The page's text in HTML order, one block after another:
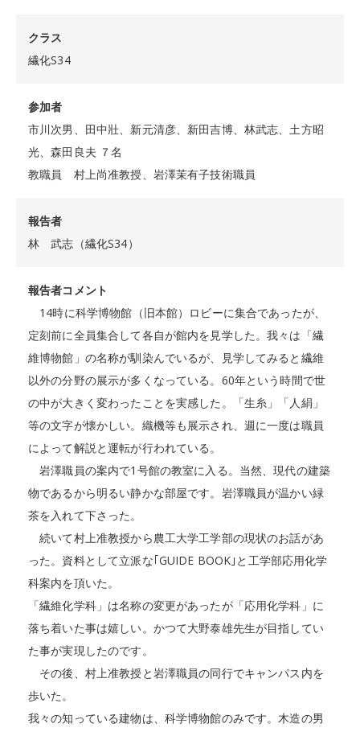
クラス
繊化S34
参加者
市川次男、田中壯、新元清彦、新田吉博、林武志、土方昭
光、森田良夫 ７名
教職員 村上尚准教授、岩澤茉有子技術職員
報告者
林 武志（繊化S34）
報告者コメント
14時に科学博物館（旧本館）ロビーに集合であったが、
定刻前に全員集合して各自が館内を見学した。我々は「繊
維博物館」の名称が馴染んでいるが、見学してみると繊維
以外の分野の展示が多くなっている。60年という時間で世
の中が大きく変わったことを実感した。「生糸」「人絹」
等の文字が懐かしい。織機等も展示され、週に一度は職員
によって解説と運転が行われている。
岩澤職員の案内で1号館の教室に入る。当然、現代の建築
物であるから明るい静かな部屋です。岩澤職員が温かい緑
茶を入れて下さった。
続いて村上准教授から農工大学工学部の現状のお話があ
った。資料として立派な｢GUIDE BOOK｣と工学部応用化学
科案内を頂いた。
「繊維化学科」は名称の変更があったが「応用化学科」に
落ち着いた事は嬉しい。かつて大野泰雄先生が目指してい
た事が実現したのです。
その後、村上准教授と岩澤職員の同行でキャンパス内を
歩いた。
我々の知っている建物は、科学博物館のみです。木造の男